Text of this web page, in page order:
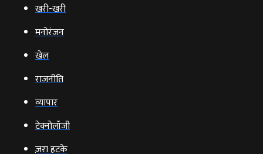
खरी-खरी
मनोरंजन
खेल
राजनीति
व्‍यापार
टेक्‍नोलॉजी
ज़रा हटके